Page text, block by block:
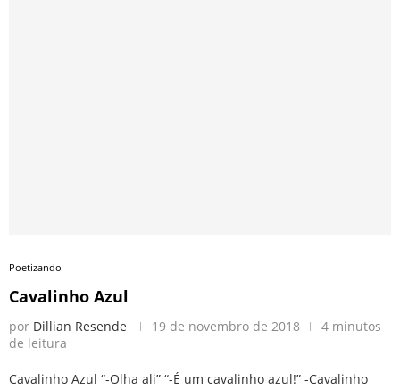
Poetizando
Cavalinho Azul
por Dillian Resende 19 de novembro de 2018
4 minutos
de leitura
Cavalinho Azul “-Olha ali” “-É um cavalinho azul!” -Cavalinho